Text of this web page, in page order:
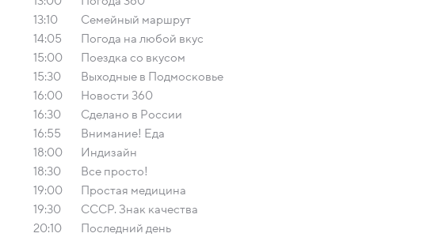
13:10
Семейный маршрут
14:05
Погода на любой вкус
15:00
Поездка со вкусом
15:30
Выходные в Подмосковье
16:00
Новости 360
16:30
Сделано в России
16:55
Внимание! Еда
18:00
Индизайн
18:30
Все просто!
19:00
Простая медицина
19:30
СССР. Знак качества
20:10
Последний день